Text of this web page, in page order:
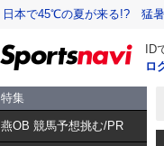
日本で45℃の夏が来る!? 猛
ID
ロ
特集
燕OB 競馬予想挑む/PR